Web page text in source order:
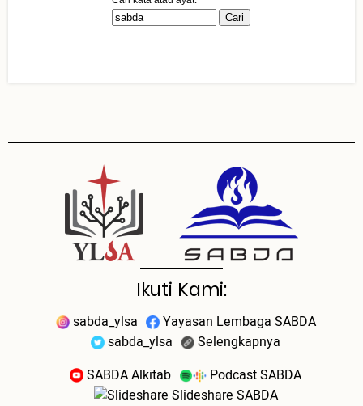
Ikuti Kami:
sabda_ylsa
Yayasan Lembaga SABDA
sabda_ylsa
Selengkapnya
SABDA Alkitab
Podcast SABDA
Slideshare SABDA